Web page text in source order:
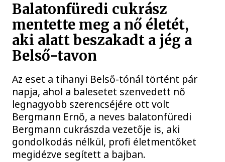
Balatonfüredi cukrász
mentette meg a nő életét,
aki alatt beszakadt a jég a
Belső-tavon
Az eset a tihanyi Belső-tónál történt pár
napja, ahol a balesetet szenvedett nő
legnagyobb szerencséjére ott volt
Bergmann Ernő, a neves balatonfüredi
Bergmann cukrászda vezetője is, aki
gondolkodás nélkül, profi életmentőket
megidézve segített a bajban.